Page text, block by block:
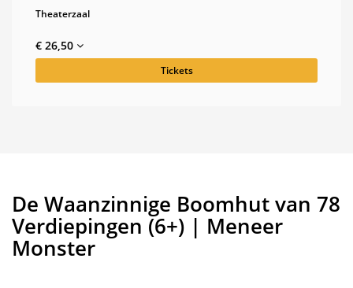
Theaterzaal
€ 26,50
Tickets
De Waanzinnige Boomhut van 78
Verdiepingen (6+) | Meneer
Monster